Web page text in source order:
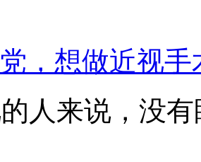
，想做近视
人来说，没